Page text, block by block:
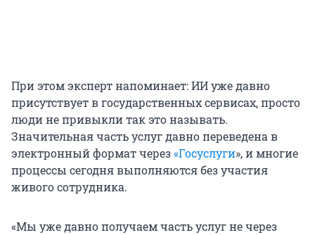
При этом эксперт напоминает: ИИ уже давно
присутствует в государственных сервисах, просто
люди не привыкли так это называть.
Значительная часть услуг давно переведена в
электронный формат через«Госуслуги», и многие
процессы сегодня выполняются без участия
живого сотрудника.
«Мы уже давно получаем часть услуг не через